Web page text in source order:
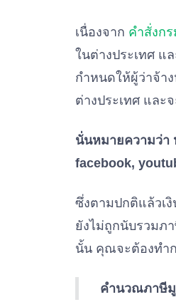
เนื่องจาก คำสั่งก
ในต่างประเทศ แ
กำหนดให้ผู้ว่าจ้า
ต่างประเทศ แล
นั่นหมายความว่า
facebook,
ซึ่งตามปกติแล้วเ
ยังไม่ถูกนับรวมภ
นั้น คุณจะต้องทำ
คำนวณภาษีมู